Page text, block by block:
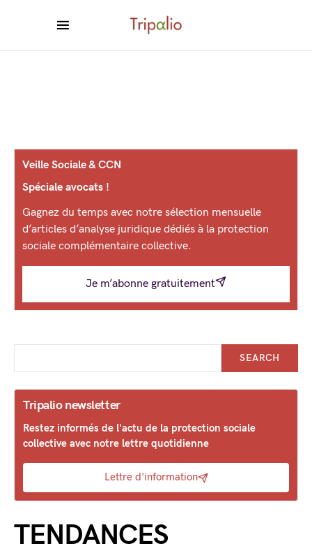
Veille Sociale & CCN
Spéciale avocats !
Gagnez du temps avec notre sélection mensuelle
d’articles d’analyse juridique dédiés à la protection
sociale complémentaire collective.
Je m’abonne gratuitement
SEARCH
Tripalio newsletter
Restez informés de l'actu de la protection sociale
collective avec notre lettre quotidienne
Lettre d'information
TENDANCES